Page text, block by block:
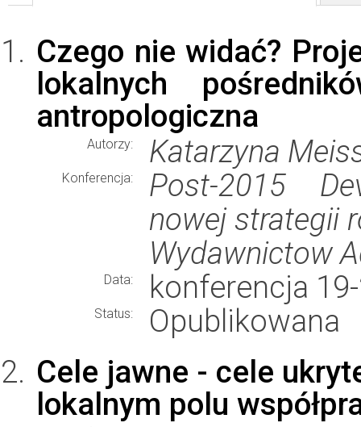
Czego nie widać?
lokalnych
antropologiczna
Autorzy: Katarzyna
Konferencja:
Post-2015
nowej strategii
Wydawnictow
Data: konferencja
Status:
Opublikowana
Cele jawne - cele
lokalnym polu